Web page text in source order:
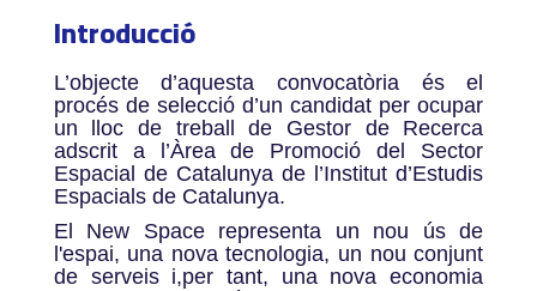
Introducció
L’objecte d’aquesta convocatòria és el
procés de selecció d’un candidat per ocupar
un lloc de treball de Gestor de Recerca
adscrit a l’Àrea de Promoció del Sector
Espacial de Catalunya de l’Institut d’Estudis
Espacials de Catalunya.
El New Space representa un nou ús de
l'espai, una nova tecnologia, un nou conjunt
de serveis i,per tant, una nova economia